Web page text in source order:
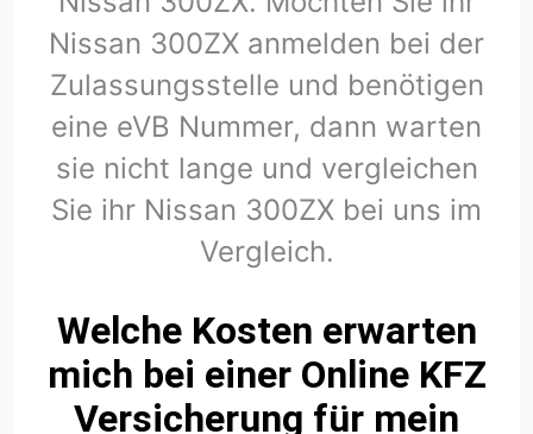
Nissan 300ZX anmelden bei der
Zulassungsstelle und benötigen
eine eVB Nummer, dann warten
sie nicht lange und vergleichen
Sie ihr Nissan 300ZX bei uns im
Vergleich.
Welche Kosten erwarten
mich bei einer Online KFZ
Versicherung für mein